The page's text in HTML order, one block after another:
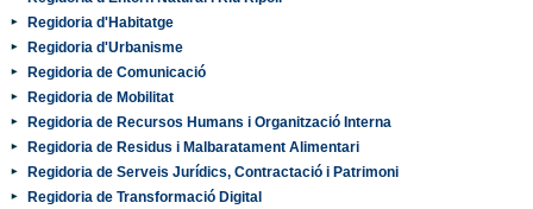
Regidoria d'Habitatge
Regidoria d'Urbanisme
Regidoria de Comunicació
Regidoria de Mobilitat
Regidoria de Recursos Humans i Organització Interna
Regidoria de Residus i Malbaratament Alimentari
Regidoria de Serveis Jurídics, Contractació i Patrimoni
Regidoria de Transformació Digital